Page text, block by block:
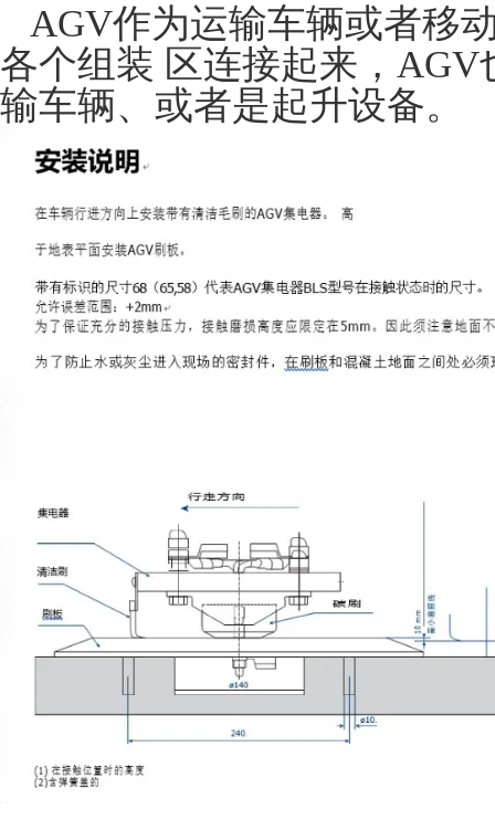
AGV作为运输车辆或者移
各个组装 区连接起来，
输车辆、或者是起升设备。